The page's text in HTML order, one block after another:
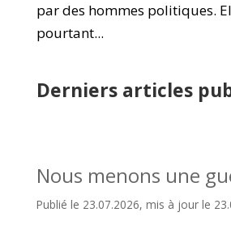
par des hommes politiques.
pourtant...
Derniers articles
Nous menons une
Publié le 23.07.2026, mis à jour le